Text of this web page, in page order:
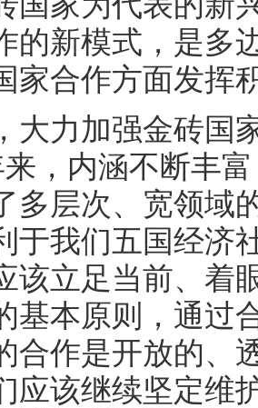
的新模式，是多
家合作方面发挥
力加强金砖国家
，内涵不断丰
多层次、宽领域
于我们五国经济
该立足当前、着
基本原则，通过
合作是开放的、
应该继续坚定维